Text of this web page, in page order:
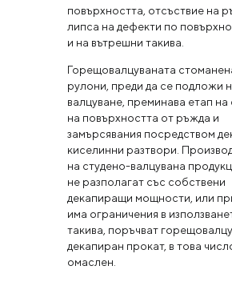
повърхността, отсъствие на
липса на дефекти по
и на вътрешни такива.
Горещовалцуваната
рулони, преди да се подложи
валцуване, преминава етап на
на повърхността от ръжда и
замърсявания посредством
киселинни разтвори.
на студено-валцувана
не разполагат със собствени
декапиращи мощности, или
има ограничения в
такива, поръчват
декапиран прокат, в това
омаслен.